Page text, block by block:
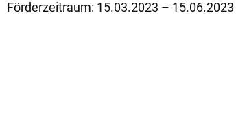
Förderzeitraum: 15.03.2023 – 15.06.2023